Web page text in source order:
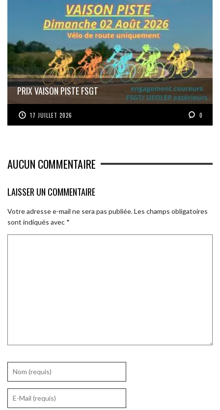
PRIX VAISON PISTE FSGT
17 JUILLET 2026 0
AUCUN COMMENTAIRE
LAISSER UN COMMENTAIRE
Votre adresse e-mail ne sera pas publiée.Les champs obligatoires
sont indiqués avec *